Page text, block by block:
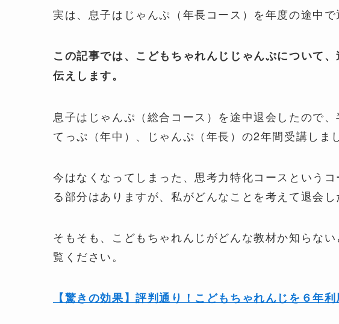
実は、息子はじゃんぷ（年長コース）を年度の途中で
この記事では、こどもちゃれんじじゃんぷについて
伝えします。
息子はじゃんぷ（総合コース）を途中退会したので
てっぷ（年中）、じゃんぷ（年長）の2年間受講しま
今はなくなってしまった、思考力特化コースという
る部分はありますが、私がどんなことを考えて退会し
そもそも、こどもちゃれんじがどんな教材か知らな
覧ください。
【驚きの効果】評判通り！こどもちゃれんじを６年